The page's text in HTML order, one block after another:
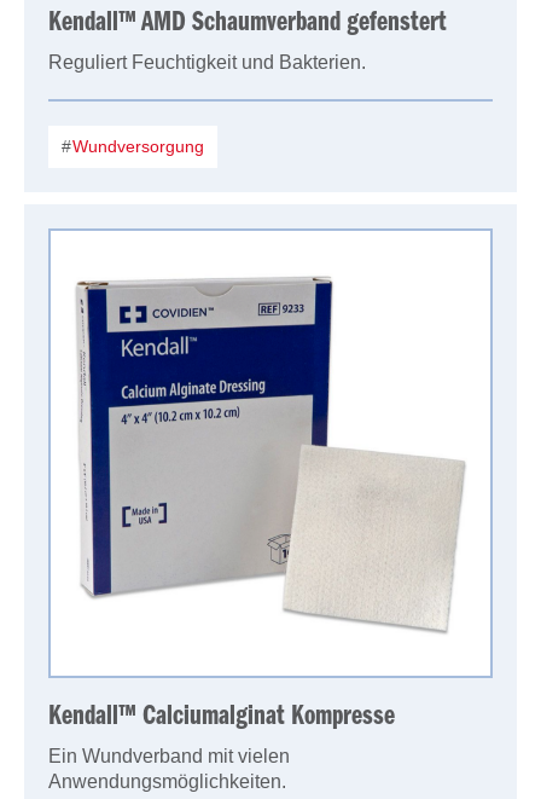
Kendall™ AMD Schaumverband gefenstert
Reguliert Feuchtigkeit und Bakterien.
Wundversorgung
Kendall™ Calciumalginat Kompresse
Ein Wundverband mit vielen
Anwendungsmöglichkeiten.